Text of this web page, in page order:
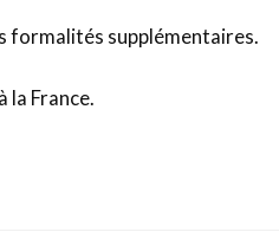
formalités supplémentaires.
la France.